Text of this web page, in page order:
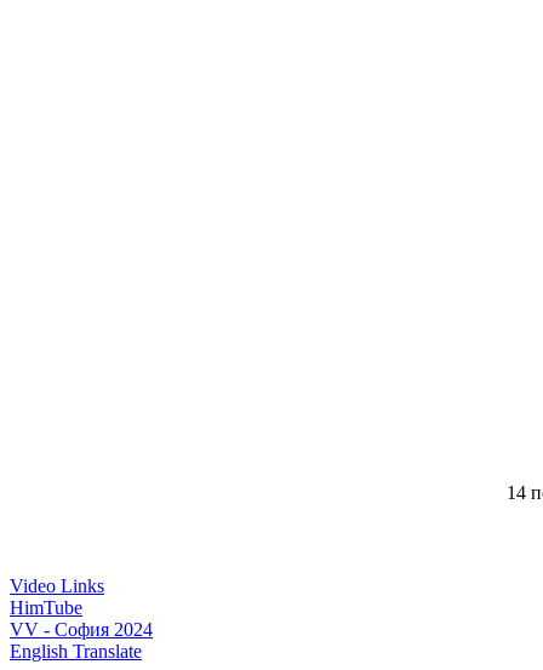
14
Video Links
HimTube
VV - София 2024
English Translate